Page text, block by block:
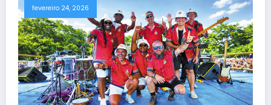
fevereiro 24, 2026